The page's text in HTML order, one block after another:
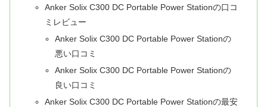
Anker Solix C300 DC Portable Power Stationの口コ
ミレビュー
Anker Solix C300 DC Portable Power Stationの
悪い口コミ
Anker Solix C300 DC Portable Power Stationの
良い口コミ
Anker Solix C300 DC Portable Power Stationの最安